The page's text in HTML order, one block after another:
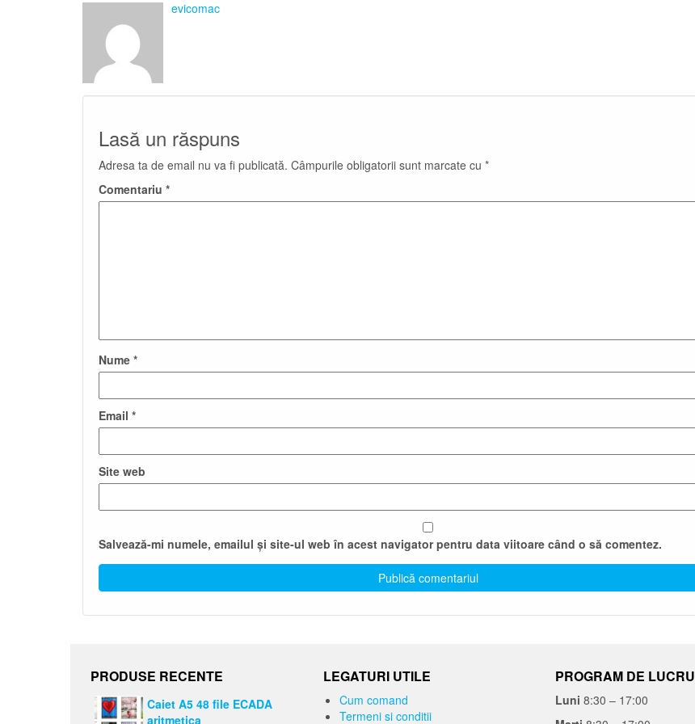
evicomac
Lasă un răspuns
Adresa ta de email nu va fi publicată. Câmpurile obligatorii sunt marcate cu *
Comentariu *
Nume *
Email *
Site web
Salvează-mi numele, emailul și site-ul web în acest navigator pentru data viitoare când o să comentez.
PRODUSE RECENTE
Caiet A5 48 file ECADA
aritmetica
LEGATURI UTILE
Cum comand
Termeni si conditii
PROGRAM DE LUCRU
Luni 8:30 – 17:00